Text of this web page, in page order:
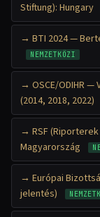
Stiftung): Hungary
BTI 2024 —
NEMZETKÖZI
OSCE/ODIHR
(2014, 2018, 2022)
RSF
Magyarország
Európai
jelentés)